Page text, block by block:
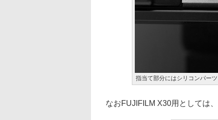
指当て部分にはシリコンパー
なおFUJIFILM X30用としては